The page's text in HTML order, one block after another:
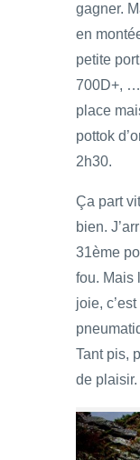
gagner.
en
petite
700D+,
place
pottok
2h30.
Ça part
bien.
31ème
fou. Mais
joie,
Tant pis,
de plaisir.